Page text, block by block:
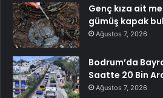
Genç kıza ait
gümüş kapak
Ağustos 7, 2026
Bodrum’da
Saatte 20 Bin
Ağustos 7, 2026